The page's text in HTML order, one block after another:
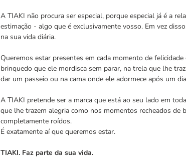
A TIAKI não procura ser especial, porque especial já é a
estimação - algo que é exclusivamente vosso. Em vez
na sua vida diária.
Queremos estar presentes em cada momento de
brinquedo que ele mordisca sem parar, na trela que lhe
dar um passeio ou na cama onde ele adormece após um
A TIAKI pretende ser a marca que está ao seu lado em
que lhe trazem alegria como nos momentos recheados de
completamente roídos.
É exatamente aí que queremos estar.
TIAKI. Faz parte da sua vida.